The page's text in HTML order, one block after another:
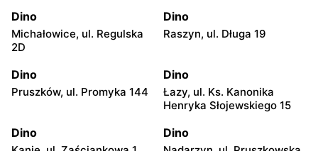
Dino
Michałowice, ul. Regulska
2D
Dino
Raszyn, ul. Długa 19
Dino
Pruszków, ul. Promyka 144
Dino
Łazy, ul. Ks. Kanonika
Henryka Słojewskiego 15
Dino Dino